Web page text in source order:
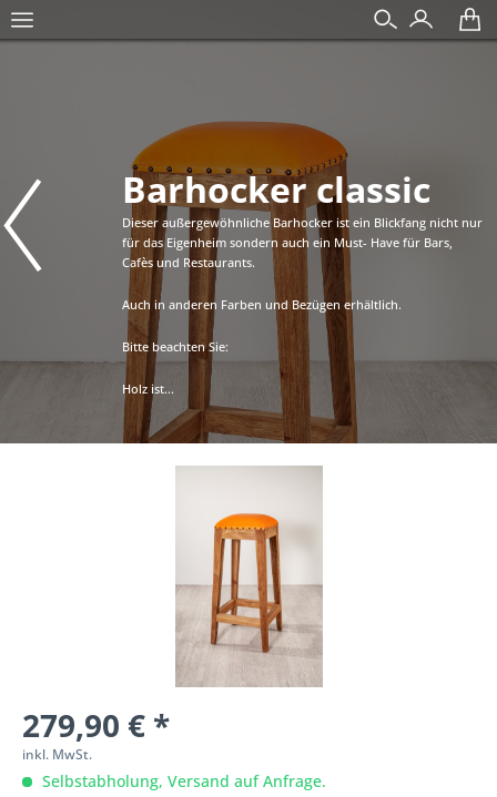
Barhocker classic
Dieser außergewöhnliche Barhocker ist ein Blickfang nicht nur
für das Eigenheim sondern auch ein Must- Have für Bars,
Cafès und Restaurants.
Auch in anderen Farben und Bezügen erhältlich.
Bitte beachten Sie:
Holz ist...
279,90 € *
inkl. MwSt.
Selbstabholung, Versand auf Anfrage.